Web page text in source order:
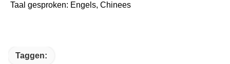
Taal gesproken: Engels, Chinees
Taggen: